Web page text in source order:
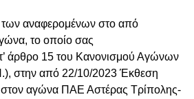
των αναφερομένων στο από
το οποίο σας
άρθρο 15 του Κανονισμού Αγώνων
στην από 22/10/2023 Έκθεση
αγώνα ΠΑΕ Αστέρας Τρίπολης-